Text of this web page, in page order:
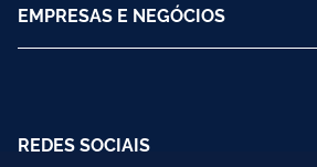
EMPRESAS E NEGÓCIOS
REDES SOCIAIS